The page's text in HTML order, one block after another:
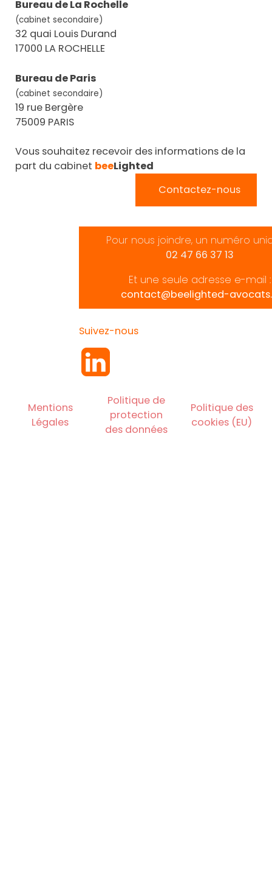
Bureau de La Rochelle
(cabinet secondaire)
32 quai Louis Durand
17000 LA ROCHELLE
Bureau de Paris
(cabinet secondaire)
19 rue Bergère
75009 PARIS
Vous souhaitez recevoir des informations de la
part du cabinet beeLighted
Contactez-nous
Pour nous joindre, un numéro
02 47 66 37 13
Et une seule adresse e-mail :
contact@beelighted-
Suivez-nous
Mentions
Légales
Politique de
protection
des données
Politique des
cookies (EU)